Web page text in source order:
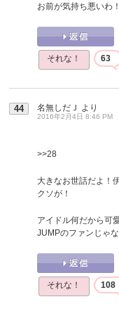
お前が気持ち悪いわ
それな！ 63
44 名無しだＪ より
2016年2月4日 8:46 PM
>>28
大きなお世話だよ！
クソが！
アイドル何だから可
JUMPのファンじゃ
それな！ 108